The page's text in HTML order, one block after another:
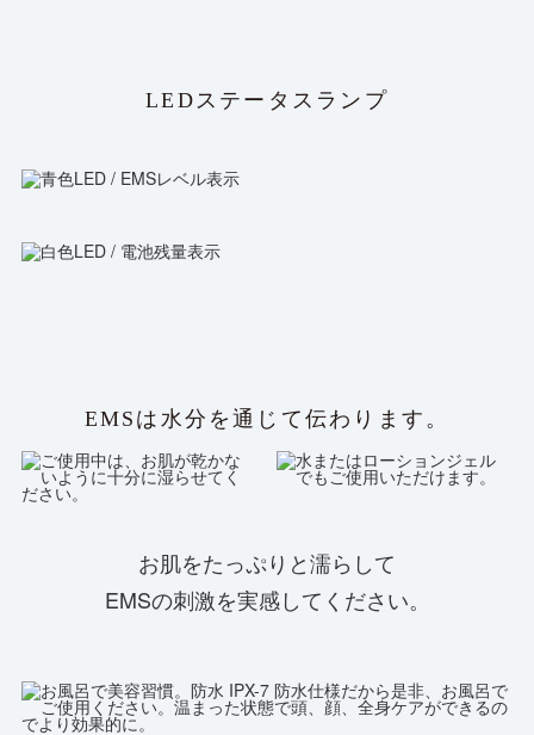
LEDステータスランプ
EMSは水分を通じて伝わります。
お肌をたっぷりと濡らして
EMSの刺激を実感してください。